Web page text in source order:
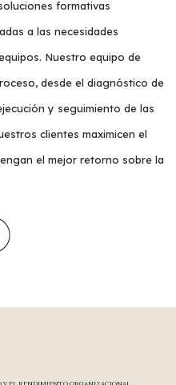
formativas
a las necesidades
Nuestro equipo de
desde el diagnóstico de
y seguimiento de las
clientes maximicen el
el mejor retorno sobre la